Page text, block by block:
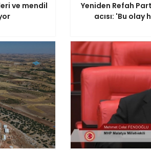
ve mendil
Yeniden Refah
acısı: 'Bu